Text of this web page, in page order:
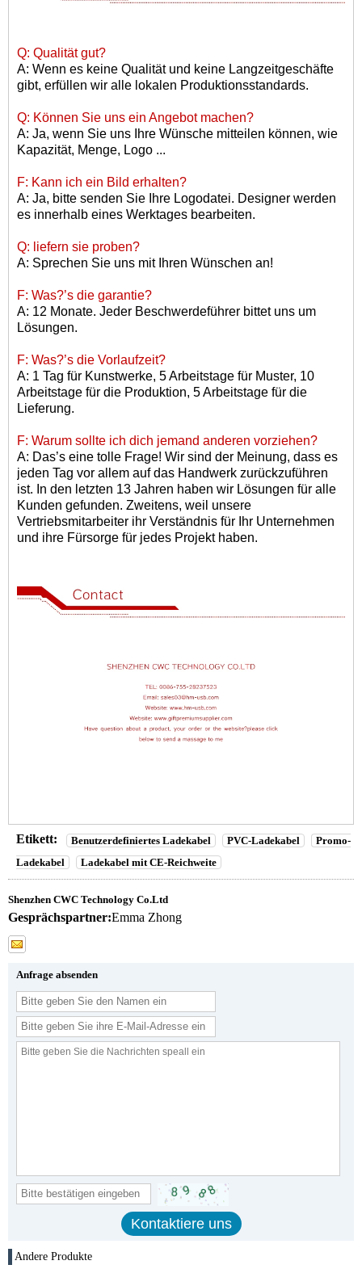
Q: Qualität gut?
A: Wenn es keine Qualität und keine Langzeitgeschäfte
gibt, erfüllen wir alle lokalen Produktionsstandards.
Q: Können Sie uns ein Angebot machen?
A: Ja, wenn Sie uns Ihre Wünsche mitteilen können, wie
Kapazität, Menge, Logo ...
F: Kann ich ein Bild erhalten?
A: Ja, bitte senden Sie Ihre Logodatei. Designer werden
es innerhalb eines Werktages bearbeiten.
Q: liefern sie proben?
A: Sprechen Sie uns mit Ihren Wünschen an!
F: Was?’s die garantie?
A: 12 Monate. Jeder Beschwerdeführer bittet uns um
Lösungen.
F: Was?’s die Vorlaufzeit?
A: 1 Tag für Kunstwerke, 5 Arbeitstage für Muster, 10
Arbeitstage für die Produktion, 5 Arbeitstage für die
Lieferung.
F: Warum sollte ich dich jemand anderen vorziehen?
A: Das’s eine tolle Frage! Wir sind der Meinung, dass es
jeden Tag vor allem auf das Handwerk zurückzuführen
ist. In den letzten 13 Jahren haben wir Lösungen für alle
Kunden gefunden. Zweitens, weil unsere
Vertriebsmitarbeiter ihr Verständnis für Ihr Unternehmen
und ihre Fürsorge für jedes Projekt haben.
Etikett: Benutzerdefiniertes Ladekabel PVC-Ladekabel
Promo-
Ladekabel
Ladekabel mit CE-Reichweite
Shenzhen CWC Technology Co.Ltd
Gesprächspartner:Emma Zhong
Anfrage absenden
Andere Produkte